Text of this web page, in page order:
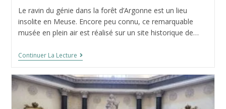
la
publication :
de
publication :
Le ravin du génie dans la forêt d’Argonne est un lieu
insolite en Meuse. Encore peu connu, ce remarquable
musée en plein air est réalisé sur un site historique de…
Continuer La LectureLe
Ravin
Génie
:
Un
Musée